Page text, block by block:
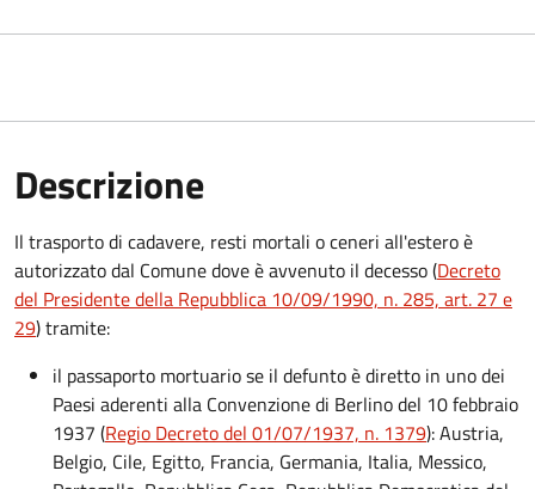
Descrizione
Il trasporto di cadavere, resti mortali o ceneri all'estero è
autorizzato dal Comune dove è avvenuto il decesso (Decreto
del Presidente della Repubblica 10/09/1990, n. 285, art. 27 e
29) tramite:
il passaporto mortuario se il defunto è diretto in uno dei
Paesi aderenti alla Convenzione di Berlino del 10 febbraio
1937 (Regio Decreto del 01/07/1937, n. 1379): Austria,
Belgio, Cile, Egitto, Francia, Germania, Italia, Messico,